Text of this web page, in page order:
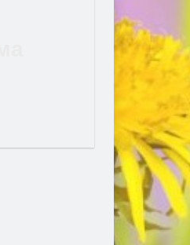
Новини 24 07 2026
преди 2 седмици